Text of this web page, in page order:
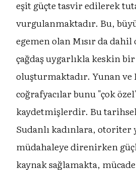
eşit güçte tasvir edilerek
vurgulanmaktadır. Bu,
egemen olan Mısır da
çağdaş uygarlıkla keskin
oluşturmaktadır. Yunan ve
coğrafyacılar bunu "çok
kaydetmişlerdir. Bu
Sudanlı kadınlara, otoriter
müdahaleye direnirken
kaynak sağlamakta,